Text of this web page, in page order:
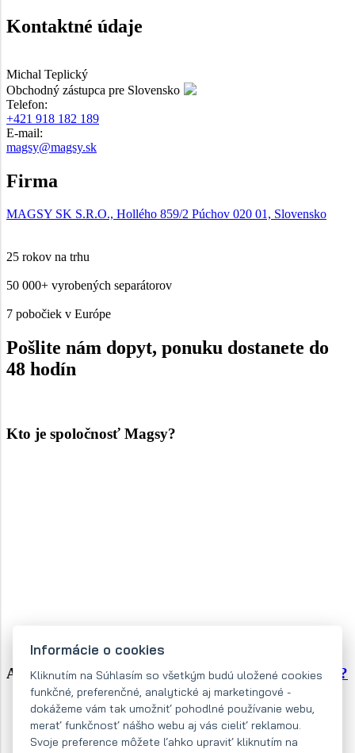
Kontaktné údaje
Michal Teplický
Obchodný zástupca pre Slovensko
Telefon:
+421 918 182 189
E-mail:
magsy@magsy.sk
Firma
MAGSY SK S.R.O., Hollého 859/2 Púchov 020 01, Slovensko
25 rokov na trhu
50 000+ vyrobených separátorov
7 pobočiek v Európe
Pošlite nám dopyt, ponuku dostanete do
48 hodín
Kto je spoločnosť Magsy?
Ako balíme a prepravujememagnetické separátory?
Informácie o cookies
Kliknutím na Súhlasím so všetkým budú uložené cookies
funkčné, preferenčné, analytické aj marketingové -
dokážeme vám tak umožniť pohodlné používanie webu,
merať funkčnosť nášho webu aj vás cieliť reklamou.
Svoje preference môžete ľahko upraviť kliknutím na